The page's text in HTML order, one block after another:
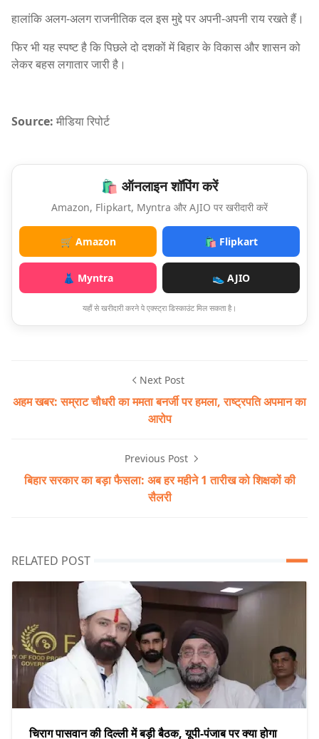
हालांकि अलग-अलग राजनीतिक दल इस मुद्दे पर अपनी-अपनी राय रखते हैं।
फिर भी यह स्पष्ट है कि पिछले दो दशकों में बिहार के विकास और शासन को
लेकर बहस लगातार जारी है।
Source: मीडिया रिपोर्ट
🛍️ ऑनलाइन शॉपिंग करें
Amazon, Flipkart, Myntra और AJIO पर खरीदारी करें
🛒 Amazon 🛍️ Flipkart
👗 Myntra 👟 AJIO
यहाँ से खरीदारी करने पे एक्स्ट्रा डिस्काउंट मिल सकता है।
Next Post
अहम खबर: सम्राट चौधरी का ममता बनर्जी पर हमला, राष्ट्रपति अपमान का
आरोप
Previous Post
बिहार सरकार का बड़ा फैसला: अब हर महीने 1 तारीख को शिक्षकों की
सैलरी
RELATED POST
चिराग पासवान की दिल्ली में बड़ी बैठक, यूपी-पंजाब पर क्या होगा